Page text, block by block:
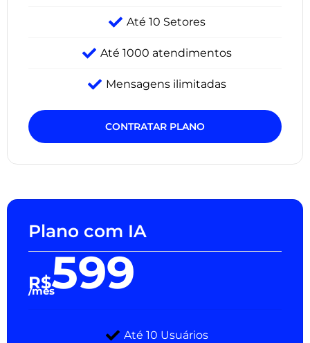
Até 10 Setores
Até 1000 atendimentos
Mensagens ilimitadas
CONTRATAR PLANO
Plano com IA
R$599
/mês
Até 10 Usuários